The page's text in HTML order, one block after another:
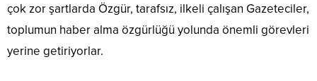
çok zor şartlarda Özgür, tarafsız, ilkeli çalışan Gazeteciler,
toplumun haber alma özgürlüğü yolunda önemli görevleri
yerine getiriyorlar.